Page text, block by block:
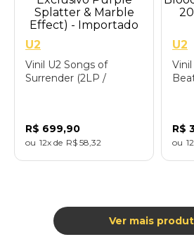
U2
Vinil U2 Songs of
Surrender (2LP /
R$ 699,90
12 R$ 58 32
U2
R$
12